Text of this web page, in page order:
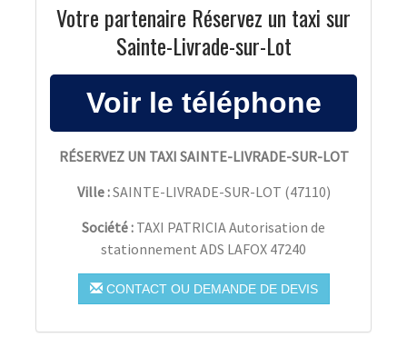
Votre partenaire Réservez un taxi sur
Sainte-Livrade-sur-Lot
RÉSERVEZ UN TAXI SAINTE-LIVRADE-SUR-LOT
Ville :SAINTE-LIVRADE-SUR-LOT (47110)
Société : TAXI PATRICIA Autorisation de
stationnement ADS LAFOX 47240
CONTACT OU DEMANDE DE DEVIS